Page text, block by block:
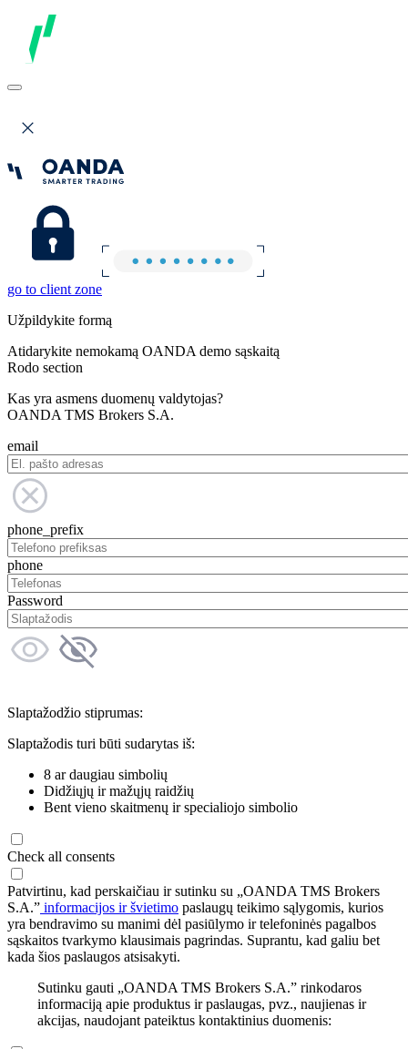
go to client zone
Užpildykite formą
Atidarykite nemokamą OANDA demo sąskaitą
Rodo section
Kas yra asmens duomenų valdytojas?
OANDA TMS Brokers S.A.
email
phone_prefix
phone
Password
Slaptažodžio stiprumas:
Slaptažodis turi būti sudarytas iš:
8 ar daugiau simbolių
Didžiųjų ir mažųjų raidžių
Bent vieno skaitmenų ir specialiojo simbolio
Check all consents
Patvirtinu, kad perskaičiau ir sutinku su „OANDA TMS Brokers
S.A.” informacijos ir švietimo paslaugų teikimo sąlygomis, kurios
yra bendravimo su manimi dėl pasiūlymo ir telefoninės pagalbos
sąskaitos tvarkymo klausimais pagrindas. Suprantu, kad galiu bet
kada šios paslaugos atsisakyti.
Sutinku gauti „OANDA TMS Brokers S.A.” rinkodaros
informaciją apie produktus ir paslaugas, pvz., naujienas ir
akcijas, naudojant pateiktus kontaktinius duomenis: